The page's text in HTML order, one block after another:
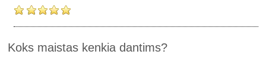
Koks maistas kenkia dantims?